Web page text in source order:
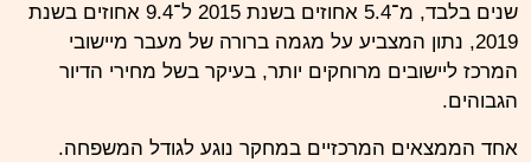
שנים בלבד, מ־5.4 אחוזים בשנת 2015 ל־9.4 אחוזים בשנת
2019, נתון המצביע על מגמה ברורה של מעבר מיישובי
המרכז ליישובים מרוחקים יותר, בעיקר בשל מחירי הדיור
הגבוהים.
אחד הממצאים המרכזיים במחקר נוגע לגודל המשפחה.